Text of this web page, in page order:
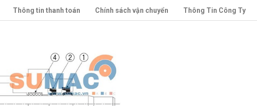
Thông tin thanh toán Chính sách vận chuyển Thông Tin Công Ty